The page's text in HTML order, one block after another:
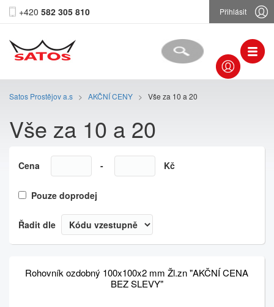
+420 582 305 810 Přihlásit
Satos Prostějov a.s > AKČNÍ CENY > Vše za 10 a 20
Vše za 10 a 20
Cena - Kč
Pouze doprodej
Řadit dle
Rohovník ozdobný 100x100x2 mm Žl.zn "AKČNÍ CENA
BEZ SLEVY"